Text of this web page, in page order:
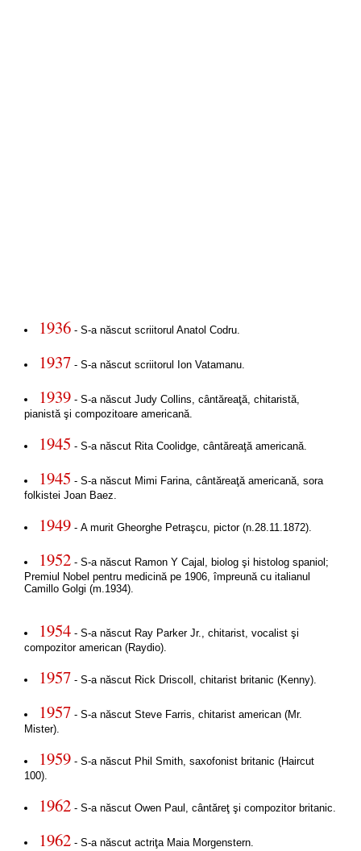
1936- S-a născut scriitorul Anatol Codru.
1937 - S-a născut scriitorul Ion Vatamanu.
1939- S-a născut Judy Collins, cântăreaţă, chitaristă,
pianistă şi compozitoare americană.
1945 - S-a născut Rita Coolidge, cântăreaţă americană.
1945 - S-a născut Mimi Farina, cântăreaţă americană, sora
folkistei Joan Baez.
1949- A murit Gheorghe Petraşcu, pictor (n.28.11.1872).
1952- S-a născut Ramon Y Cajal, biolog şi histolog spaniol;
Premiul Nobel pentru medicină pe 1906, împreună cu italianul
Camillo Golgi (m.1934).
1954- S-a născut Ray Parker Jr., chitarist, vocalist şi
compozitor american (Raydio).
1957 - S-a născut Rick Driscoll, chitarist britanic (Kenny).
1957 - S-a născut Steve Farris, chitarist american (Mr.
Mister).
1959- S-a născut Phil Smith, saxofonist britanic (Haircut
100).
1962- S-a născut Owen Paul, cântăreţ şi compozitor britanic.
1962- S-a născut actriţa Maia Morgenstern.